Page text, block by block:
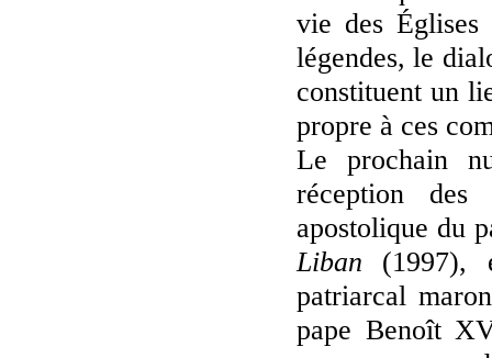
vie des
légendes, le
constituent un
propre à ces
Le prochain
réception des
apostolique du
Liban (1997),
patriarcal
pape Benoît